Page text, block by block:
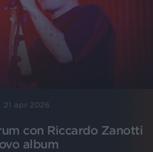
21 apr 2026
con Riccardo Zanotti
album